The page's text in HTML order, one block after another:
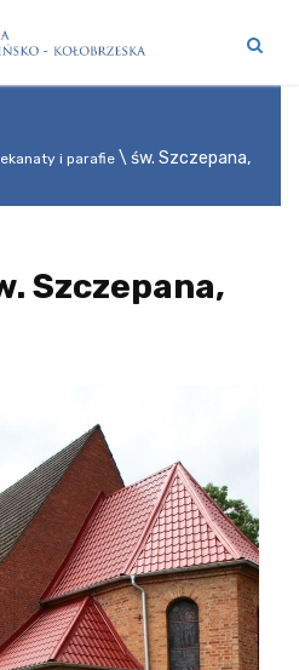
i parafie
św. Szczepana,
Szczepana,